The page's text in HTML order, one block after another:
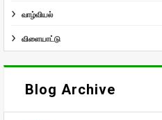
வாழ்வியல்
விளையாட்டு
Blog Archive